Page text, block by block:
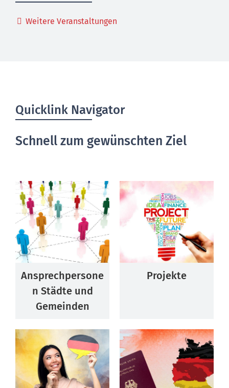
Weitere Veranstaltungen
Quicklink Navigator
Schnell zum gewünschten Ziel
Ansprechpersone
n Städte und
Gemeinden
Projekte